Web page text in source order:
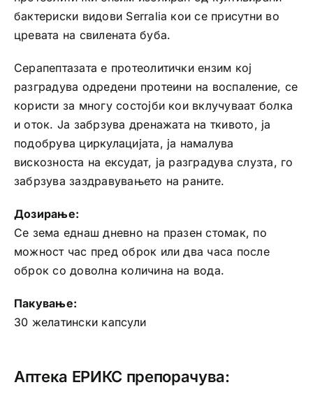
бактериски видови Serralia кои се присутни во
цревата на свилената буба.
Серапептазата е протеолитички ензим кој
разградува одредени протеини на воспаление, се
користи за многу состојби кои вклучуваат болка
и оток. Ја забрзува дренажата на ткивото, ја
подобрува циркулацијата, ја намалува
вискозноста на ексудат, ја разградува слузта, го
забрзува заздравувањето на раните.
Дозирање:
Се зема еднаш дневно на празен стомак, по
можност час пред оброк или два часа после
оброк со доволна количина на вода.
Пакување:
30 желатински капсули
Аптека ЕРИКС препорачува: